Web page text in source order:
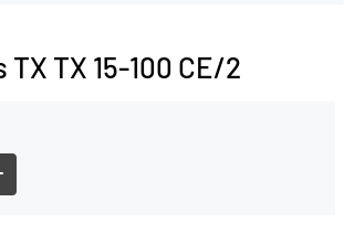
TX 15-100 CE/2